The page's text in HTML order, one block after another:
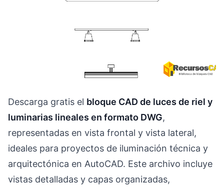
Descarga gratis el bloque CAD de luces de riel y
luminarias lineales en formato DWG,
representadas en vista frontal y vista lateral,
ideales para proyectos de iluminación técnica y
arquitectónica en AutoCAD. Este archivo incluye
vistas detalladas y capas organizadas,